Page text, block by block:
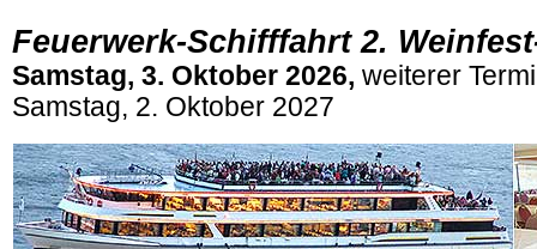
Feuerwerk-Schifffahrt2.
Samstag, 3. Oktober 2026, weiterer
Samstag, 2. Oktober 2027